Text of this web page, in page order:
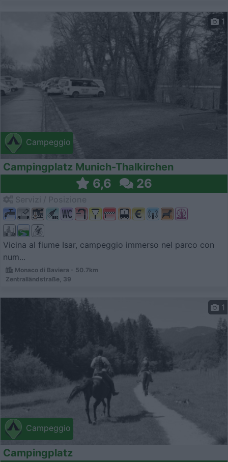
Campeggio
1
Campingplatz Munich-Thalkirchen
6,6 26
Vicina al fiume Isar, campeggio immerso nel parco con
num...
Monaco di Baviera - 50.7km
Zentralländstraße, 39
Campeggio
1
Campingplatz